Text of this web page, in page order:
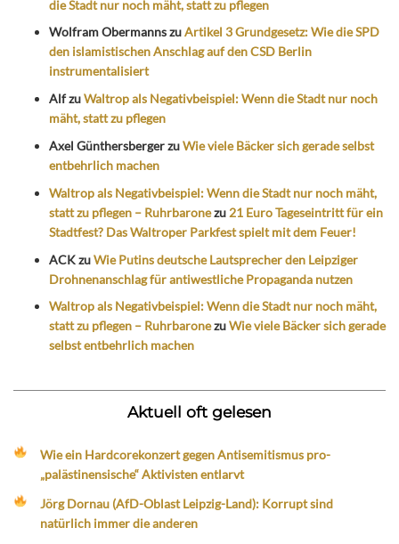
die Stadt nur noch mäht, statt zu pflegen
Wolfram ObermannszuArtikel 3 Grundgesetz: Wie die SPD
den islamistischen Anschlag auf den CSD Berlin
instrumentalisiert
AlfzuWaltrop als Negativbeispiel: Wenn die Stadt nur noch
mäht, statt zu pflegen
Axel GünthersbergerzuWie viele Bäcker sich gerade selbst
entbehrlich machen
Waltrop als Negativbeispiel: Wenn die Stadt nur noch mäht,
statt zu pflegen – Ruhrbaronezu 21 Euro Tageseintritt für ein
Stadtfest? Das Waltroper Parkfest spielt mit dem Feuer!
ACKzuWie Putins deutsche Lautsprecher den Leipziger
Drohnenanschlag für antiwestliche Propaganda nutzen
Waltrop als Negativbeispiel: Wenn die Stadt nur noch mäht,
statt zu pflegen – RuhrbaronezuWie viele Bäcker sich gerade
selbst entbehrlich machen
Aktuell oft gelesen
Wie ein Hardcorekonzert gegen Antisemitismus pro-
„palästinensische“ Aktivisten entlarvt
Jörg Dornau (AfD-Oblast Leipzig-Land): Korrupt sind
natürlich immer die anderen